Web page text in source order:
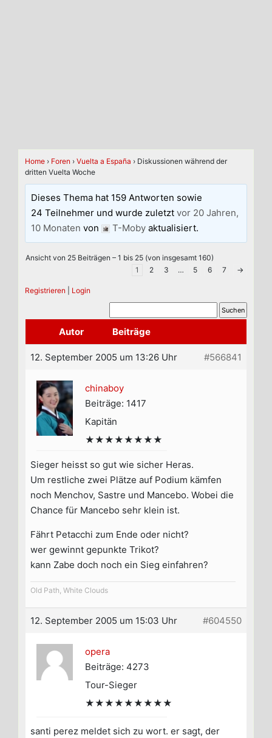
Home › Foren › Vuelta a España › Diskussionen während der
dritten Vuelta Woche
Dieses Thema hat 159 Antworten sowie
24 Teilnehmer und wurde zuletztvor 20 Jahren,
10 Monaten von T-Moby aktualisiert.
Ansicht von 25 Beiträgen – 1 bis 25 (von insgesamt 160)
1
2 3 … 5 6 7 →
Registrieren Login
Autor Beiträge
12. September 2005 um 13:26 Uhr #566841
chinaboy
Beiträge: 1417
Kapitän
★★★★★★★★
Sieger heisst so gut wie sicher Heras.
Um restliche zwei Plätze auf Podium kämfen
noch Menchov, Sastre und Mancebo. Wobei die
Chance für Mancebo sehr klein ist.
Fährt Petacchi zum Ende oder nicht?
wer gewinnt gepunkte Trikot?
kann Zabe doch noch ein Sieg einfahren?
Old Path, White Clouds
12. September 2005 um 15:03 Uhr #604550
opera
Beiträge: 4273
Tour-Sieger
★★★★★★★★★
santi perez meldet sich zu wort. er sagt, der